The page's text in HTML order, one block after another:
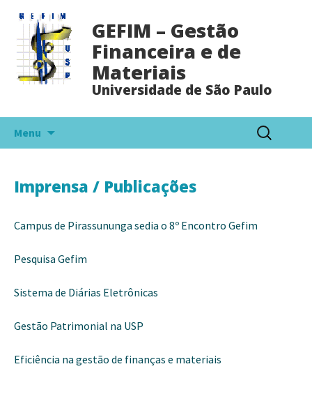
GEFIM – Gestão
Financeira e de
Materiais
Universidade de São Paulo
Menu
Pesquisar
por:
Imprensa / Publicações
Campus de Pirassununga sedia o 8º Encontro Gefim
Pesquisa Gefim
Sistema de Diárias Eletrônicas
Gestão Patrimonial na USP
Eficiência na gestão de finanças e materiais